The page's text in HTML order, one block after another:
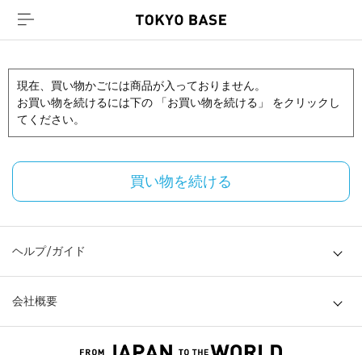
現在、買い物かごには商品が入っておりません。
お買い物を続けるには下の 「お買い物を続ける」 をクリックし
てください。
買い物を続ける
ヘルプ/ガイド
会社概要